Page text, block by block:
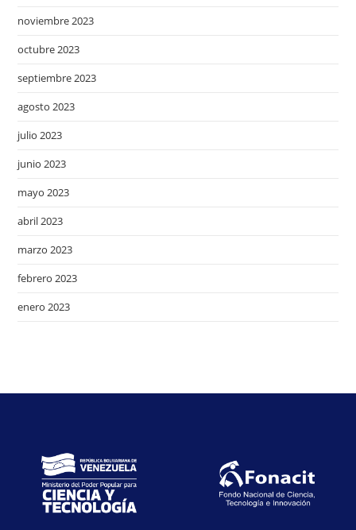
noviembre 2023
octubre 2023
septiembre 2023
agosto 2023
julio 2023
junio 2023
mayo 2023
abril 2023
marzo 2023
febrero 2023
enero 2023